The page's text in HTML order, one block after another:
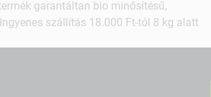
garantáltan bio minősítésű,
szállítás 18.000 Ft-tól 8 kg alatt